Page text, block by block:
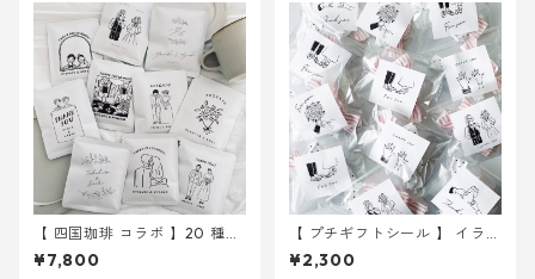
【 四国珈琲 コラボ 】20 種か
ら選べる ドリップバッグ 30
個～ ｜結婚式 プチギフト
¥7,800
【 プチギフトシール 】 イラス
ト 6種入り 30枚 ｜ 結婚式
ウェディング
¥2,300